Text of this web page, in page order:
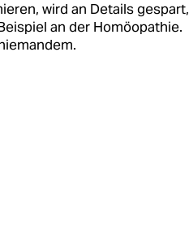
wird an Details gespart,
an der Homöopathie.